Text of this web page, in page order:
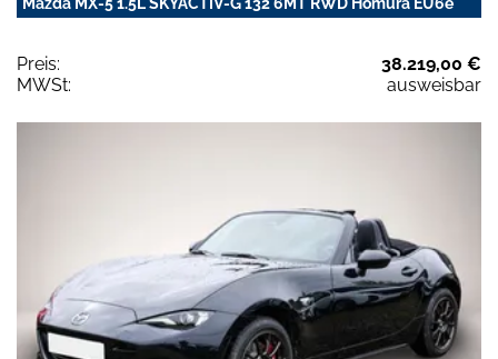
Preis:
38.219,00 €
MWSt:
ausweisbar